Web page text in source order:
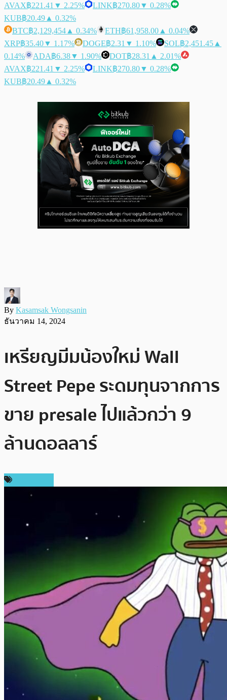
AVAX฿221.41 ▼ 2.25% LINK฿270.80▼ 0.28%
KUB฿20.49 ▲ 0.32%
BTC฿2,129,454 ▲ 0.34% ETH฿61,958.00 ▲ 0.04%
XRP฿35.40▼ 1.17% DOGE฿2.31 ▼ 1.10% SOL฿2,451.45 ▲
0.14%
ADA฿6.38▼ 1.90% DOT฿28.31 ▲ 2.01%
AVAX฿221.41 ▼ 2.25% LINK฿270.80▼ 0.28%
KUB฿20.49 ▲ 0.32%
By Kasamsak Wongsanin
ธันวาคม 14, 2024
เหรียญมีมน้องใหม่ Wall
Street Pepe ระดมทุนจากการ
ขาย presale ไปแล้วกว่า 9
ล้านดอลลาร์